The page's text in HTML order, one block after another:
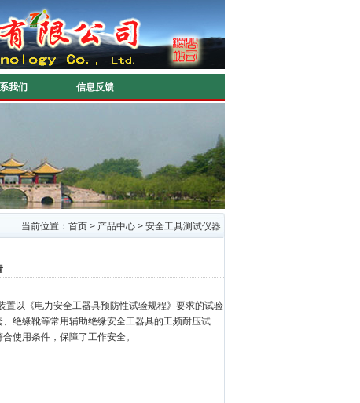
我们 信息反馈
当前位置： 首页 > 产品中心 > 安全工具测试仪器
置以《电力安全工器具预防性试验规程》要求的试验
绝缘靴等常用辅助绝缘安全工器具的工频耐压试
使用条件，保障了工作安全。